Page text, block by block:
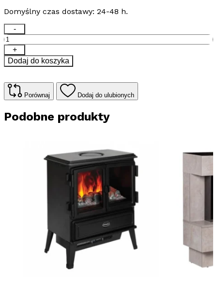
Domyślny czas dostawy: 24-48 h.
ilość
Kominek
elektryczny
Dimplex
Prism
Optiflame
LED
-
+
Dodaj do koszyka
Porównaj Dodaj do ulubionych
Podobne produkty